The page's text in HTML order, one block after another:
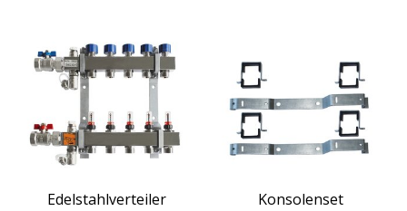
Edelstahlverteiler
Konsolenset